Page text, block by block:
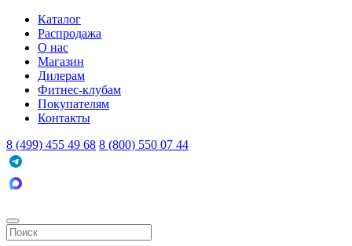
Каталог
Распродажа
О нас
Магазин
Дилерам
Фитнес-клубам
Покупателям
Контакты
8 (499) 455 49 68 8 (800) 550 07 44